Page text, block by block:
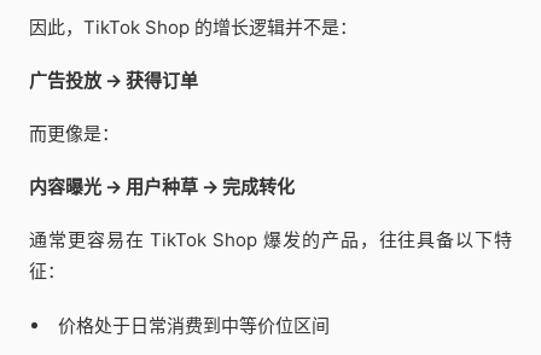
因此，TikTok Shop 的增长逻辑并不是：
广告投放 → 获得订单
而更像是：
内容曝光 → 用户种草 → 完成转化
通常更容易在 TikTok Shop 爆发的产品，往往具备以下特
征：
价格处于日常消费到中等价位区间